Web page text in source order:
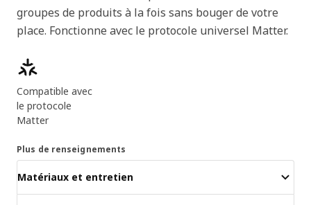
groupes de produits à la fois sans bouger de votre
place. Fonctionne avec le protocole universel Matter.
Caractéristiques principales
Compatible avec
le protocole
Matter
Plus de renseignements
Matériaux et entretien